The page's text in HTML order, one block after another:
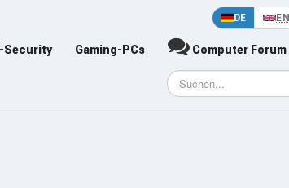
DE EN
Security Gaming-PCs Computer Forum